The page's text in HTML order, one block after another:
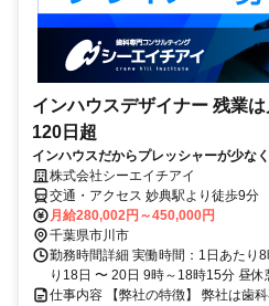
インハウスデザイナー 残業
120日超
インハウスだからプレッシャーが少な
株式会社シーエイチアイ
交通・アクセス 妙典駅より徒歩9分
月給280,002円～450,000円
千葉県市川市
勤務時間詳細 実働時間：1日あたり
り18日 〜 20日 9時～18時15分 昼
仕事内容 【弊社の特徴】 弊社は歯